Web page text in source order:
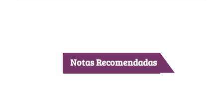
Notas Recomendadas